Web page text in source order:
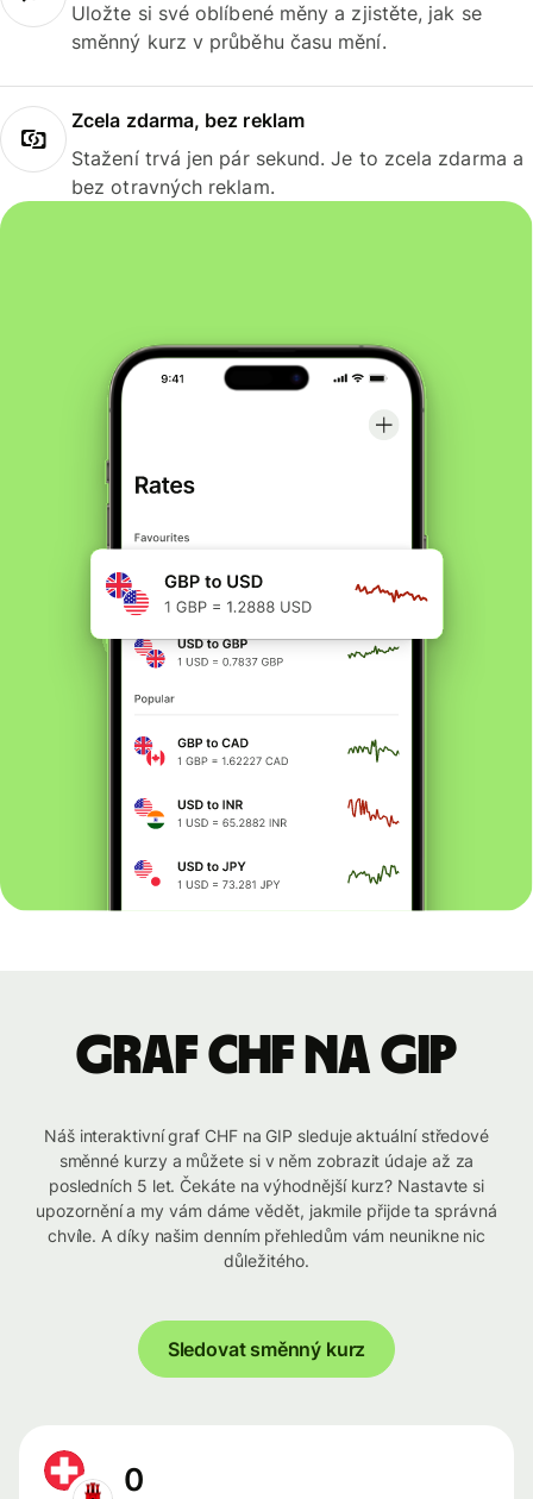
Uložte si své oblíbené měny a zjistěte, jak se
směnný kurz v průběhu času mění.
Zcela zdarma, bez reklam
Stažení trvá jen pár sekund. Je to zcela zdarma a
bez otravných reklam.
graf CHF na GIP
Náš interaktivní graf CHF na GIP sleduje aktuální středové
směnné kurzy a můžete si v něm zobrazit údaje až za
posledních 5 let. Čekáte na výhodnější kurz? Nastavte si
upozornění a my vám dáme vědět, jakmile přijde ta správná
chvíle. A díky našim denním přehledům vám neunikne nic
důležitého.
Sledovat směnný kurz
0